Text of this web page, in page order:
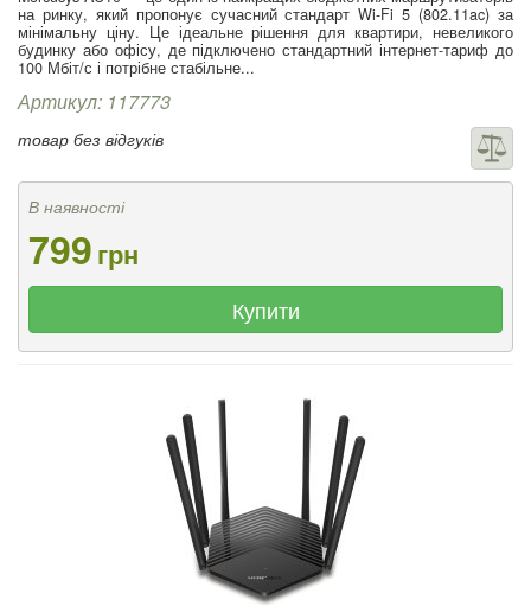
на ринку, який пропонує сучасний стандарт Wi-Fi 5 (802.11ac) за
мінімальну ціну. Це ідеальне рішення для квартири, невеликого
будинку або офісу, де підключено стандартний інтернет-тариф до
100 Мбіт/с і потрібне стабільне...
Артикул: 117773
товар без відгуків
В наявності
799грн
Купити